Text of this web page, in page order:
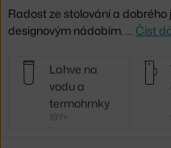
Radost ze stolování a
designovým nádobím. … Číst
Další
kategorie
Lahve na
vodu a
termohrnky
197×